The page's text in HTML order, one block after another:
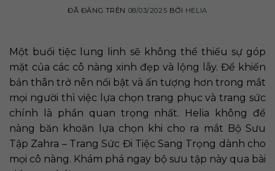
ĐÃ ĐĂNG TRÊN 08/03/2025 BỞI HELIA
Một buổi tiệc lung linh sẽ không thể thiếu sự góp
mặt của các cô nàng xinh đẹp và lộng lẫy. Để khiến
bản thân trở nên nổi bật và ấn tượng hơn trong mắt
mọi người thì việc lựa chọn trang phục và trang sức
chính là phần quan trọng nhất. Helia không để
nàng băn khoăn lựa chọn khi cho ra mắt Bộ Sưu
Tập Zahra – Trang Sức Đi Tiệc Sang Trọng dành cho
mọi cô nàng. Khám phá ngay bộ sưu tập này qua bài